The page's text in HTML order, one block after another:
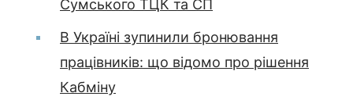
Сумського ТЦК та СП
В Україні зупинили бронювання
працівників: що відомо про рішення
Кабміну